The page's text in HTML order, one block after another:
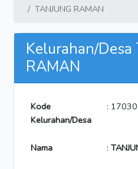
TANJUNG RAMAN
Kelurahan/Desa
RAMAN
Kode
Kelurahan/Desa
:
Nama :